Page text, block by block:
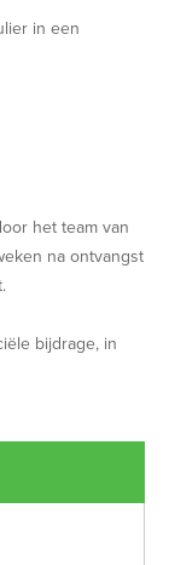
in een
het team van
na ontvangst
bijdrage, in